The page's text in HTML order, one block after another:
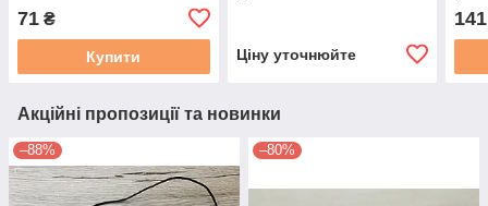
71 ₴
Купити Ціну уточнюйте
141
Акційні пропозиції та новинки
–88% –80%